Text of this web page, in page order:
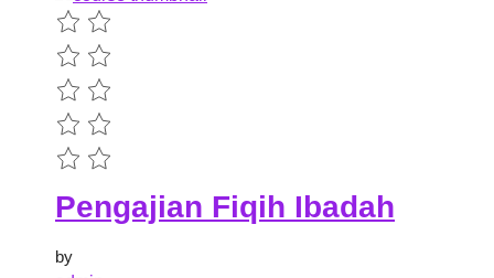
Pengajian Fiqih Ibadah
by